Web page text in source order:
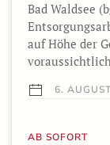
Bad Waldsee
auf Höhe der
6.
AB SOFORT